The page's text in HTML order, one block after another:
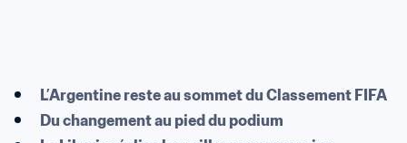
L’Argentine reste au sommet du Classement FIFA
Du changement au pied du podium